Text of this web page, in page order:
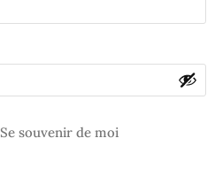
Se souvenir de moi